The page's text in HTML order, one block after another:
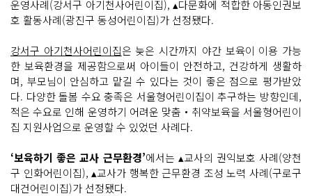
운영사례(강서구 아기천사어린이집), ▴다문화에 적합한 아동인권보
호 활동사례(광진구 동성어린이집)가 선정됐다.
강서구 아기천사어린이집은 늦은 시간까지 야간 보육이 이용 가능
한 보육환경을 제공함으로써 아이들이 안전하고, 건강하게 생활하
며, 부모님이 안심하고 맡길 수 있다는 것이 좋은 점으로 평가받았
다. 다양한 돌봄 수요 충족은 서울형어린이집이 추구하는 방향인데,
적은 수요로 인해 운영하기 어려운 맞춤‧취약보육을 서울형어린이
집 지원사업으로 운영할 수 있었던 사례다.
‘보육하기 좋은 교사 근무환경’에서는 ▴교사의 권익보호 사례(양천
구 인화어린이집), ▴교사가 행복한 근무환경 조성 노력 사례(구로구
대건어린이집)가 선정됐다.